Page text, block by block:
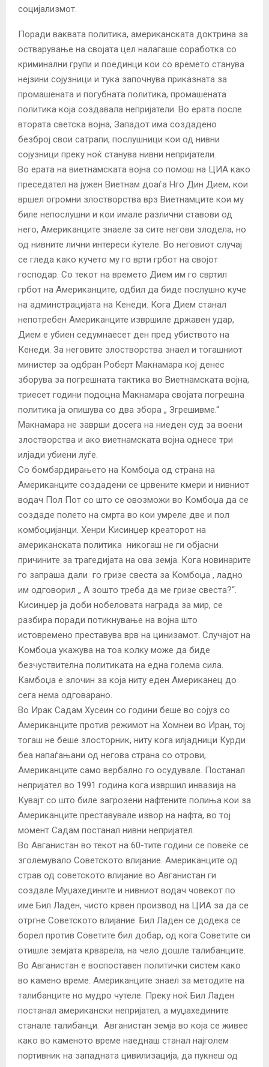
социјализмот.
Поради ваквата политика, американската доктрина за
остварување на својата цел налагаше соработка со
криминални групи и поединци кои со времето станува
нејзини сојузници и тука започнува приказната за
промашената и погубната политика, промашената
политика која создавала непријатели. Во ерата после
втората светска војна, Западот има создадено
безброј свои сатрапи, послушници кои од нивни
сојузници преку ноќ станува нивни непријатели.
Во ерата на виетнамската војна со помош на ЦИА како
преседател на јужен Виетнам доаѓа Нго Дин Дием, кои
вршел огромни злостворства врз Виетнамците кои му
биле непослушни и кои имале различни ставови од
него, Американците знаеле за сите негови злодела, но
од нивните лични интереси ќутеле. Во неговиот случај
се гледа како кучето му го врти грбот на својот
господар. Со текот на времето Дием им го свртил
грбот на Американците, одбил да биде послушно куче
на админстрацијата на Кенеди. Кога Дием станал
непотребен Американците извршиле државен удар,
Дием е убиен седумнаесет ден пред убиството на
Кенеди. За неговите злостворства знаел и тогашниот
министер за одбран Роберт Макнамара кој денес
зборува за погрешната тактика во Виетнамската војна,
триесет години подоцна Макнамара својата погрешна
политика ја опишува со два збора „ Згрешивме.“
Макнамара не заврши досега на ниеден суд за воени
злостворства и ако виетнамската војна однесе три
илјади убиени луѓе.
Со бомбардирањето на Комбоџа од страна на
Американците создадени се црвените кмери и нивниот
водач Пол Пот со што се овозможи во Комбоџа да се
создаде полето на смрта во кои умреле две и пол
комбоџијанци. Хенри Кисинџер креаторот на
американската политика никогаш не ги објасни
причините за трагедијата на ова земја. Кога новинарите
го запраша дали го гризе свеста за Комбоџа , ладно
им одговорил „ А зошто треба да ме гризе свеста?“.
Кисинџер ја доби нобеловата награда за мир, се
разбира поради потикнување на војна што
истовремено преставува врв на цинизамот. Случајот на
Комбоџа укажува на тоа колку може да биде
безчуствителна политиката на една голема сила.
Камбоџа е злочин за која ниту еден Американец до
сега нема одговарано.
Во Ирак Садам Хусеин со години беше во сојуз со
Американците против режимот на Хомнеи во Иран, тој
тогаш не беше злосторник, ниту кога илјадници Курди
беа напаѓањани од негова страна со отрови,
Американците само вербално го осудувале. Постанал
непријател во 1991 година кога извршил инвазија на
Кувајт со што биле загрозени нафтените полиња кои за
Американците преставувале извор на нафта, во тој
момент Садам постанал нивни непријател.
Во Авганистан во текот на 60-тите години се повеќе се
зголемувало Советското влијание. Американците од
страв од советското влијание во Авганистан ги
создале Муџахедините и нивниот водач човекот по
име Бил Ладен, чисто крвен производ на ЦИА за да се
отргне Советското влијание. Бил Ладен се додека се
борел против Советите бил добар, од кога Советите си
отишле земјата крварела, на чело дошле талибанците.
Во Авганистан е воспоставен политички систем како
во камено време. Американците знаел за методите на
талибанците но мудро чутеле. Преку ноќ Бил Ладен
постанал американски непријател, а муџахедините
станале талибанци. Авганистан земја во која се живее
како во каменото време наеднаш станал најголем
портивник на западната цивилизација, да пукнеш од